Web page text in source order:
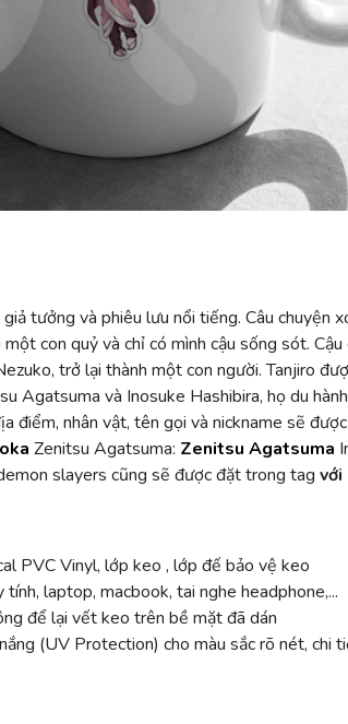
tưởng và phiêu lưu nổi tiếng. Câu chuyện
con quỷ và chỉ có mình cậu sống sót.
trở lại thành một con người. Tanjiro
Agatsuma và Inosuke Hashibira, họ du
điểm, nhân vật, tên gọi và nickname sẽ
Zenitsu Agatsuma: Zenitsu Agatsuma
slayers cũng sẽ được đặt trong tag với
PVC Vinyl, lớp keo , lớp đế bảo vệ keo
laptop, macbook, tai nghe headphone,...
để lại vết keo trên bề mặt đã dán
(UV Protection) cho màu sắc rõ nét, chi